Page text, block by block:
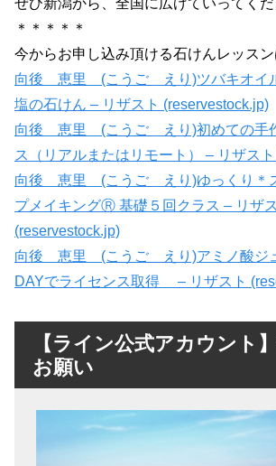
＊＊＊＊＊
今からお申し込み頂ける石けんレッスン
向後 恵里 (こうご えり)ツバキオイ
塩の石けん – リザスト (reservestock.jp)
向後 恵里 (こうご えり)初めての手
ス（リアルまたはリモート） – リザス
向後 恵里 (こうご えり)ゆっくり＊
プメイキングⓇ 基礎５回クラス – リザ
(reservestock.jp)
向後 恵里 (こうご えり)アミノ酸ジュ
DAYでライセンス取得 – リザスト
【ライン公式アカウント
お願い